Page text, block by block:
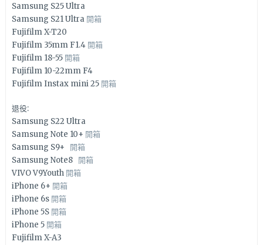
Samsung S25 Ultra
Samsung S21 Ultra 開箱
Fujifilm X-T20
Fujifilm 35mm F1.4 開箱
Fujifilm 18-55 開箱
Fujifilm 10-22mm F4
Fujifilm Instax mini 25 開箱
退役:
Samsung S22 Ultra
Samsung Note 10+ 開箱
Samsung S9+ 開箱
Samsung Note8 開箱
VIVO V9Youth 開箱
iPhone 6+ 開箱
iPhone 6s 開箱
iPhone 5S 開箱
iPhone 5 開箱
Fujifilm X-A3